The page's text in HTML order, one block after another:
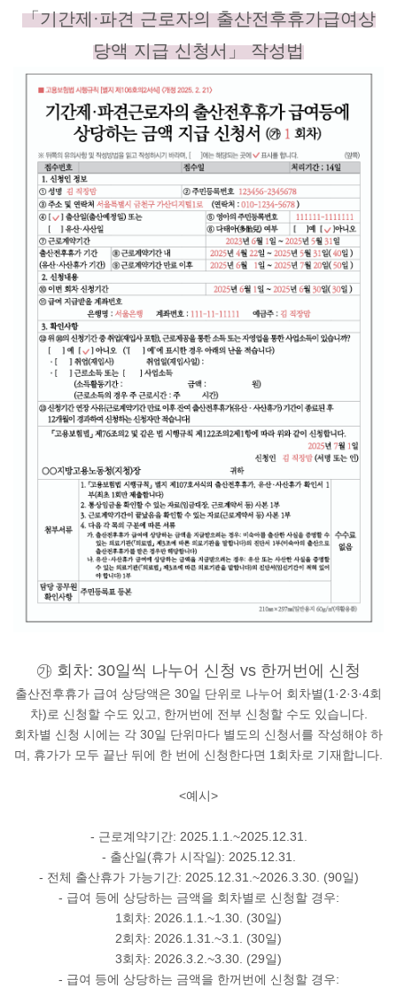
「기간제·파견 근로자의출산전후휴가급여상
당액지급 신청서」 작성법
㉮ 회차: 30일씩 나누어 신청 vs 한꺼번에 신청
출산전후휴가 급여 상당액은 30일 단위로 나누어 회차별(1·2·3·4회
차)로 신청할 수도 있고, 한꺼번에 전부 신청할 수도 있습니다.
회차별 신청 시에는 각 30일 단위마다 별도의 신청서를 작성해야 하
며, 휴가가 모두 끝난 뒤에 한 번에 신청한다면 1회차로 기재합니다.
<예시>
- 근로계약기간: 2025.1.1.~2025.12.31.
- 출산일(휴가 시작일): 2025.12.31.
- 전체 출산휴가 가능기간: 2025.12.31.~2026.3.30. (90일)
- 급여 등에 상당하는 금액을 회차별로 신청할 경우:
1회차: 2026.1.1.~1.30. (30일)
2회차: 2026.1.31.~3.1. (30일)
3회차: 2026.3.2.~3.30. (29일)
- 급여 등에 상당하는 금액을 한꺼번에 신청할 경우: